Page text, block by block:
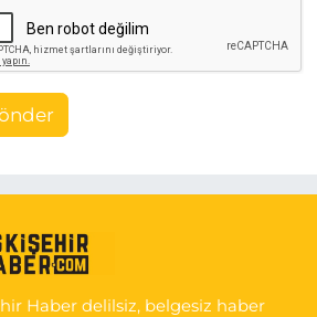
Haber delilsiz, belgesiz haber